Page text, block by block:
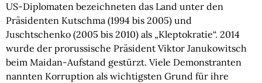
US-Diplomaten bezeichneten das Land unter den
Präsidenten Kutschma (1994 bis 2005) und
Juschtschenko (2005 bis 2010) als „Kleptokratie“. 2014
wurde der prorussische Präsident Viktor Janukowitsch
beim Maidan-Aufstand gestürzt. Viele Demonstranten
nannten Korruption als wichtigsten Grund für ihre